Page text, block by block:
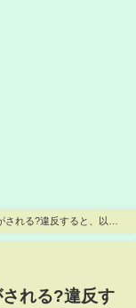
れる?違反すると、以下
れる?違反す